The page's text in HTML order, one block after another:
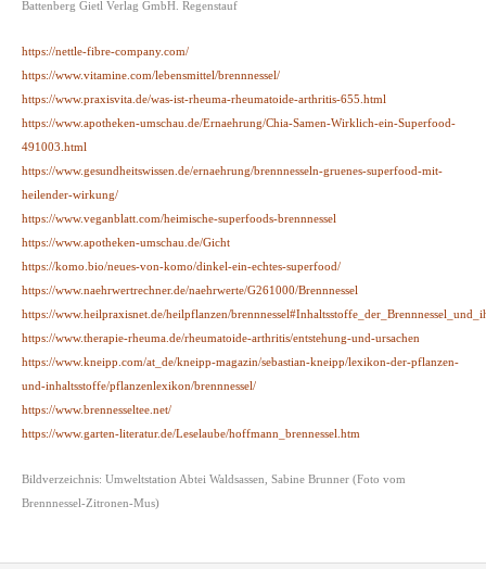
Battenberg Gietl Verlag GmbH. Regenstauf
https://nettle-fibre-company.com/
https://www.vitamine.com/lebensmittel/brennnessel/
https://www.praxisvita.de/was-ist-rheuma-rheumatoide-arthritis-655.html
https://www.apotheken-umschau.de/Ernaehrung/Chia-Samen-Wirklich-ein-Superfood-
491003.html
https://www.gesundheitswissen.de/ernaehrung/brennnesseln-gruenes-superfood-mit-
heilender-wirkung/
https://www.veganblatt.com/heimische-superfoods-brennnessel
https://www.apotheken-umschau.de/Gicht
https://komo.bio/neues-von-komo/dinkel-ein-echtes-superfood/
https://www.naehrwertrechner.de/naehrwerte/G261000/Brennnessel
https://www.heilpraxisnet.de/heilpflanzen/
https://www.therapie-rheuma.de/rheumatoide-arthritis/entstehung-und-ursachen
https://www.kneipp.com/at_de/kneipp-magazin/sebastian-kneipp/lexikon-der-pflanzen-
und-inhaltsstoffe/pflanzenlexikon/brennnessel/
https://www.brennesseltee.net/
https://www.garten-literatur.de/Leselaube/hoffmann_brennessel.htm
Bildverzeichnis: Umweltstation Abtei Waldsassen, Sabine Brunner (Foto vom
Brennnessel-Zitronen-Mus)